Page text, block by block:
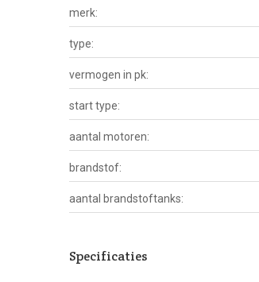
merk:
type:
vermogen in pk:
start type:
aantal motoren:
brandstof:
aantal brandstoftanks:
Specificaties